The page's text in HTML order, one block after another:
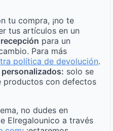
tu compra, ¡no te
tus artículos en un
para un
Para más
política de devolución.
solo se
productos con defectos
no dudes en
Elregalounico a través